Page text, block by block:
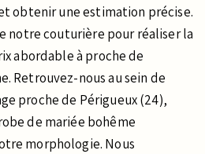
obtenir une estimation précise.
notre couturière pour réaliser la
abordable à proche de
Retrouvez-nous au sein de
proche de Périgueux (24),
de mariée bohême
morphologie. Nous